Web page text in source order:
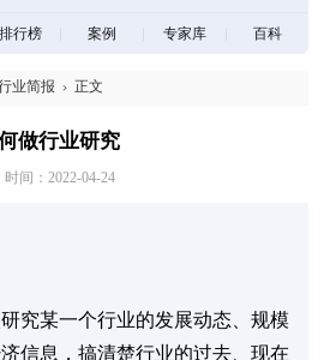
排行榜 案例 专家库 百科
业简报 正文
做行业研究
时间：2022-04-24
究某一个行业的发展动态、规模
信息，搞清楚行业的过去、现在